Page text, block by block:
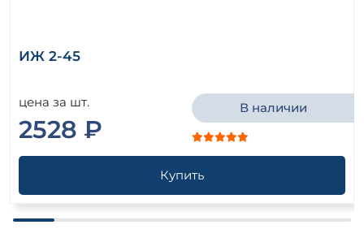
ИЖ 2-45
цена за шт.
2528 ₽
В наличии
Купить